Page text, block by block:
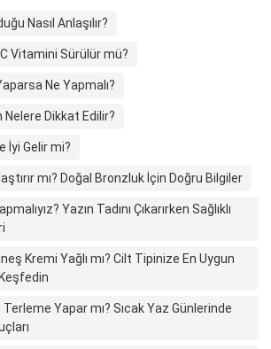
Nasıl Anlaşılır?
Vitamini Sürülür mü?
Ne Yapmalı?
Nelere Dikkat Edilir?
İyi Gelir mi?
mı? Doğal Bronzluk İçin Doğru Bilgiler
Yazın Tadını Çıkarırken Sağlıklı
Kremi Yağlı mı? Cilt Tipinize En Uygun
Yapar mı? Sıcak Yaz Günlerinde